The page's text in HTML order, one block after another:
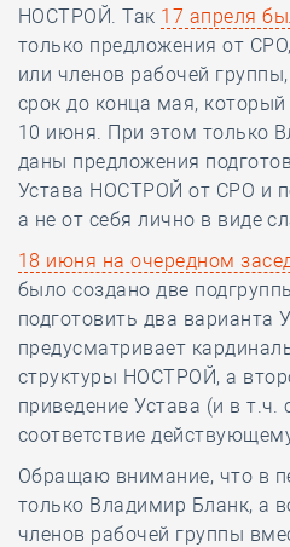
НОСТРОЙ. Так 17 апреля
только предложения от
или членов рабочей
срок до конца мая,
10 июня. При этом только
даны предложения
Устава НОСТРОЙ от СРО и
а не от себя лично в виде
18 июня на очередном
было создано две
подготовить два варианта
предусматривает
структуры НОСТРОЙ, а
приведение Устава (и в
соответствие
Обращаю внимание, что в
только Владимир Бланк, а
членов рабочей группы